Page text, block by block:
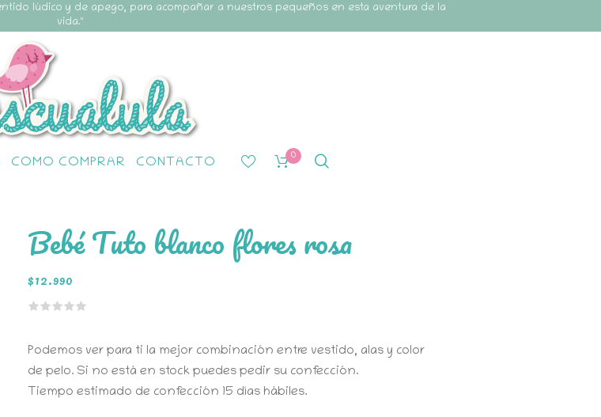
lúdico y de apego, para acompañar a nuestros pequeños en esta aventura de la
vida."
0
COMO COMPRAR CONTACTO
Bebé Tuto blanco flores rosa
$12.990
Podemos ver para ti la mejor combinación entre vestido, alas y color
de pelo. Si no está en stock puedes pedir su confección.
Tiempo estimado de confección 15 días hábiles.